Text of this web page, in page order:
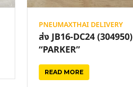
PNEUMAXTHAI DELIVERY
ส่ง JB16-DC24 (304950)
“PARKER”
READ MORE